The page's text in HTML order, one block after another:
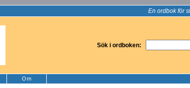
En ordbok för
Sök i ordboken:
Om